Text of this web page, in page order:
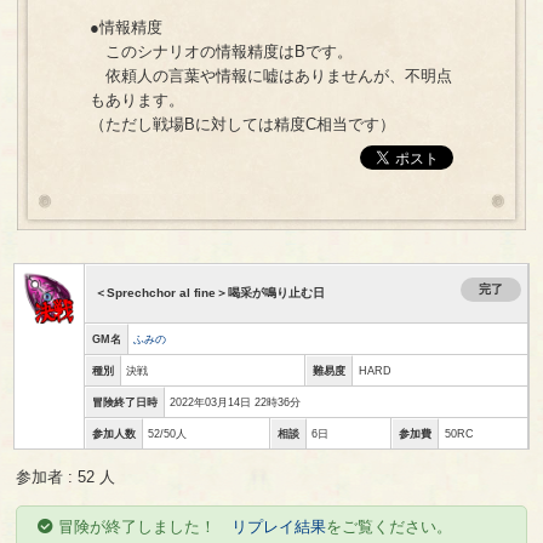
●情報精度
このシナリオの情報精度はBです。
依頼人の言葉や情報に嘘はありませんが、不明点
もあります。
（ただし戦場Bに対しては精度C相当です）
＜Sprechchor al fine＞喝采が鳴り止む日 完了
GM名 ふみの
種別 決戦 難易度 HARD
冒険終了日時 2022年03月14日 22時36分
参加人数 52/50人 相談 6日 参加費 50RC
参加者 : 52 人
冒険が終了しました！ リプレイ結果をご覧ください。